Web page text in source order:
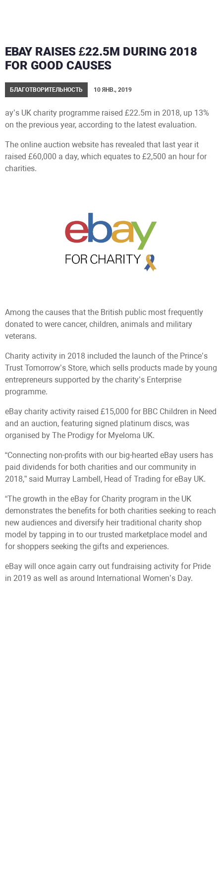
EBAY RAISES £22.5M DURING 2018
FOR GOOD CAUSES
БЛАГОТВОРИТЕЛЬНОСТЬ 10 ЯНВ., 2019
ay’s UK charity programme raised £22.5m in 2018, up 13%
on the previous year, according to the latest evaluation.
The online auction website has revealed that last year it
raised £60,000 a day, which equates to £2,500 an hour for
charities.
Among the causes that the British public most frequently
donated to were cancer, children, animals and military
veterans.
Сharity activity in 2018 included the launch of the Prince’s
Trust Tomorrow’s Store, which sells products made by young
entrepreneurs supported by the charity’s Enterprise
programme.
eBay charity activity raised £15,000 for BBC Children in Need
and an auction, featuring signed platinum discs, was
organised by The Prodigy for Myeloma UK.
“Connecting non-profits with our big-hearted eBay users has
paid dividends for both charities and our community in
2018,” said Murray Lambell, Head of Trading for eBay UK.
“The growth in the eBay for Charity program in the UK
demonstrates the benefits for both charities seeking to reach
new audiences and diversify heir traditional charity shop
model by tapping in to our trusted marketplace model and
for shoppers seeking the gifts and experiences.
eBay will once again carry out fundraising activity for Pride
in 2019 as well as around International Women’s Day.